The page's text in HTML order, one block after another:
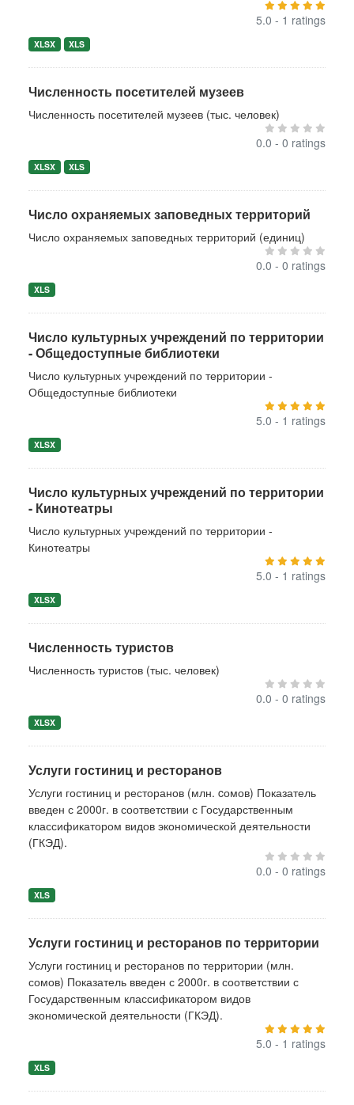
5.0 - 1 ratings
XLSX XLS
Численность посетителей музеев
Численность посетителей музеев (тыс. человек)
0.0 - 0 ratings
XLSX XLS
Число охраняемых заповедных территорий
Число охраняемых заповедных территорий (единиц)
0.0 - 0 ratings
XLS
Число культурных учреждений по территории
- Общедоступные библиотеки
Число культурных учреждений по территории -
Общедоступные библиотеки
5.0 - 1 ratings
XLSX
Число культурных учреждений по территории
- Кинотеатры
Число культурных учреждений по территории -
Кинотеатры
5.0 - 1 ratings
XLSX
Численность туристов
Численность туристов (тыс. человек)
0.0 - 0 ratings
XLSX
Услуги гостиниц и ресторанов
Услуги гостиниц и ресторанов (млн. cомов) Показатель
введен с 2000г. в соответствии с Государственным
классификатором видов экономической деятельности
(ГКЭД).
0.0 - 0 ratings
XLS
Услуги гостиниц и ресторанов по территории
Услуги гостиниц и ресторанов по территории (млн.
сомов) Показатель введен с 2000г. в соответствии с
Государственным классификатором видов
экономической деятельности (ГКЭД).
5.0 - 1 ratings
XLS